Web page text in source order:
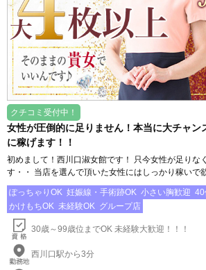
クチコミ受付中！
女性が圧倒的に足りません！本当に大チャン
に稼げます！！
初めまして！西川口淑女館です！ 只今女性が足りな
す・・ 当店を選んで頂いた女性にはしっかり稼いで
ぽっちゃりOK 妊娠線・手術跡OK 小さい胸歓迎 40
かけもちOK 未経験OK グループ店
30歳～99歳位までOK 未経験大歓迎！！！
西川口駅から3分